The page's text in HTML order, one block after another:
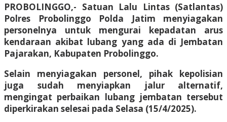
PROBOLINGGO,- Satuan Lalu Lintas (Satlantas)
Polres Probolinggo Polda Jatim menyiagakan
personelnya untuk mengurai kepadatan arus
kendaraan akibat lubang yang ada di Jembatan
Pajarakan, Kabupaten Probolinggo.
Selain menyiagakan personel, pihak kepolisian
juga sudah menyiapkan jalur alternatif,
mengingat perbaikan lubang jembatan tersebut
diperkirakan selesai pada Selasa (15/4/2025).